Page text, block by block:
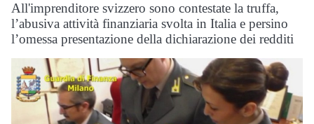
All'imprenditore svizzero sono contestate la truffa,
l’abusiva attività finanziaria svolta in Italia e persino
l’omessa presentazione della dichiarazione dei redditi